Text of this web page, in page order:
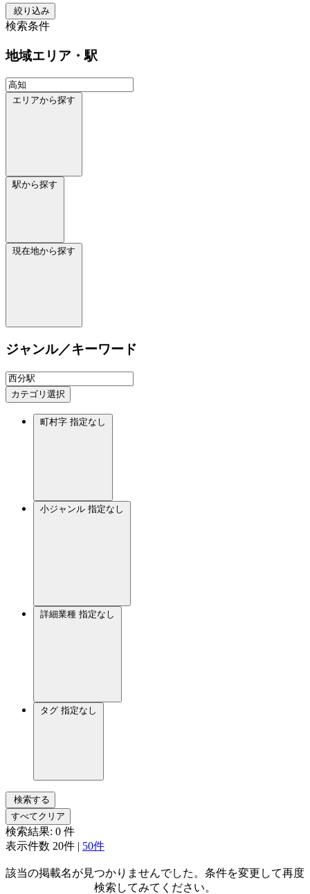
絞り込み
検索条件
地域エリア・駅
エリアから探す
駅から探す
現在地から探す
ジャンル／キーワード
カテゴリ選択
町村字 指定なし
小ジャンル 指定なし
詳細業種 指定なし
タグ 指定なし
検索する
すべてクリア
検索結果: 0 件
表示件数 20件 | 50件
該当の掲載名が見つかりませんでした。条件を変更して再度
検索してみてください。